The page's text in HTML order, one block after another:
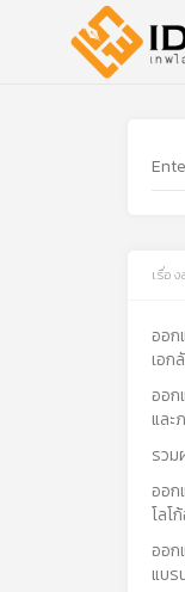
เรื่อ
ออก
เอก
ออก
แล
รวม
ออก
โลโ
ออก
แบร